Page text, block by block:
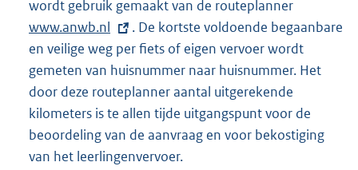
wordt gebruik gemaakt van de routeplanner
x
t
e
n
e
www.anwb.nl
. De kortste voldoende begaanbare
en veilige weg per fiets of eigen vervoer wordt
gemeten van huisnummer naar huisnummer. Het
door deze routeplanner aantal uitgerekende
kilometers is te allen tijde uitgangspunt voor de
beoordeling van de aanvraag en voor bekostiging
van het leerlingenvervoer.